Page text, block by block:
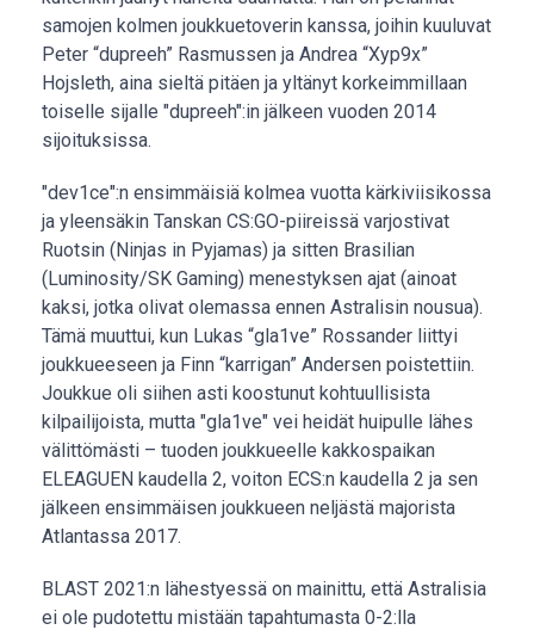
samojen kolmen joukkuetoverin kanssa, joihin kuuluvat
Peter “dupreeh” Rasmussen ja Andrea “Xyp9x”
Hojsleth, aina sieltä pitäen ja yltänyt korkeimmillaan
toiselle sijalle "dupreeh":in jälkeen vuoden 2014
sijoituksissa.
"dev1ce":n ensimmäisiä kolmea vuotta kärkiviisikossa
ja yleensäkin Tanskan CS:GO-piireissä varjostivat
Ruotsin (Ninjas in Pyjamas) ja sitten Brasilian
(Luminosity/SK Gaming) menestyksen ajat (ainoat
kaksi, jotka olivat olemassa ennen Astralisin nousua).
Tämä muuttui, kun Lukas “gla1ve” Rossander liittyi
joukkueeseen ja Finn “karrigan” Andersen poistettiin.
Joukkue oli siihen asti koostunut kohtuullisista
kilpailijoista, mutta "gla1ve" vei heidät huipulle lähes
välittömästi – tuoden joukkueelle kakkospaikan
ELEAGUEN kaudella 2, voiton ECS:n kaudella 2 ja sen
jälkeen ensimmäisen joukkueen neljästä majorista
Atlantassa 2017.
BLAST 2021:n lähestyessä on mainittu, että Astralisia
ei ole pudotettu mistään tapahtumasta 0-2:lla